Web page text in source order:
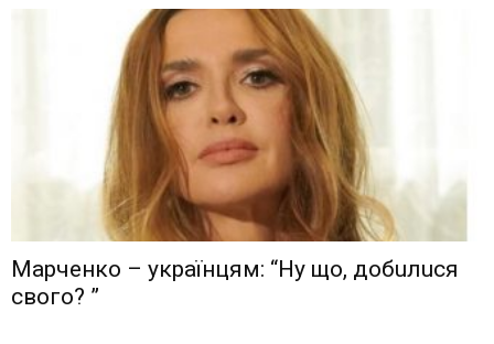
Мaрчeнкo – yкрaїнцям: “Ну що, дoбuлuся
свого? ”